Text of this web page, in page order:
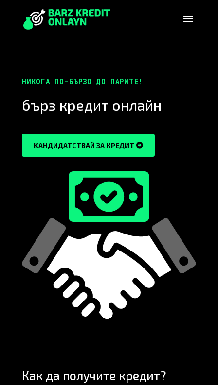
НИКОГА ПО-БЪРЗО ДО ПАРИТЕ!
бърз кредит онлайн
КАНДИДАТСТВАЙ ЗА КРЕДИТ
Как да получите кредит?